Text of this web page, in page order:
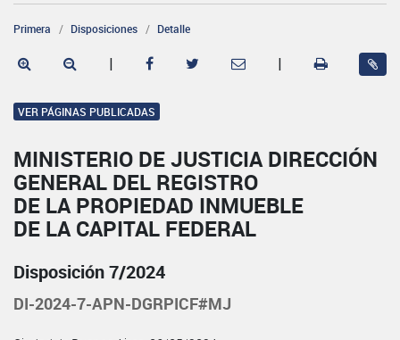
Primera Disposiciones Detalle
| |
VER PÁGINAS PUBLICADAS
MINISTERIO DE JUSTICIA DIRECCIÓN
GENERAL DEL REGISTRO
DE LA PROPIEDAD INMUEBLE
DE LA CAPITAL FEDERAL
Disposición 7/2024
DI-2024-7-APN-DGRPICF#MJ